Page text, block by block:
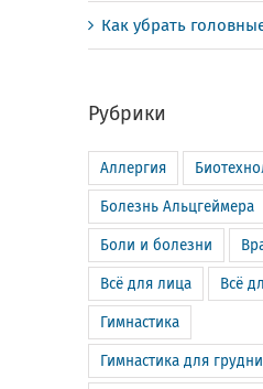
Как убрать
Рубрики
Аллергия
Болезнь Альцгеймера
Боли и болезни
Всё для лица Всё
Гимнастика
Гимнастика для